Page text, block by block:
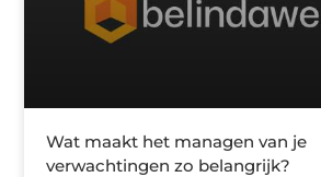
Wat maakt het managen van je
verwachtingen zo belangrijk?